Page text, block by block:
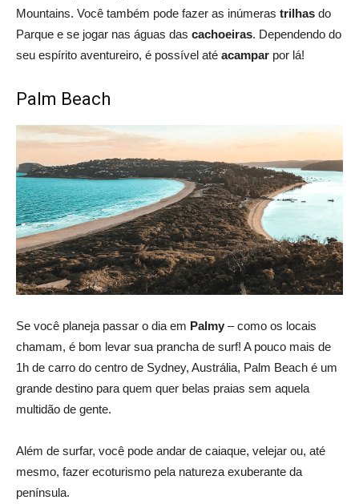
Mountains. Você também pode fazer as inúmeras trilhas do
Parque e se jogar nas águas das cachoeiras. Dependendo do
seu espírito aventureiro, é possível até acampar por lá!
Palm Beach
Se você planeja passar o dia em Palmy – como os locais
chamam, é bom levar sua prancha de surf! A pouco mais de
1h de carro do centro de Sydney, Austrália, Palm Beach é um
grande destino para quem quer belas praias sem aquela
multidão de gente.
Além de surfar, você pode andar de caiaque, velejar ou, até
mesmo, fazer ecoturismo pela natureza exuberante da
península.